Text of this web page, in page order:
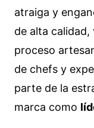
atraiga y
de alta
proceso
de chefs y
parte de la
marca como